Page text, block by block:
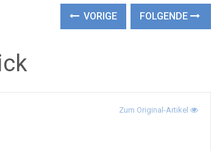
VORIGE FOLGENDE
Zum Original-Artikel